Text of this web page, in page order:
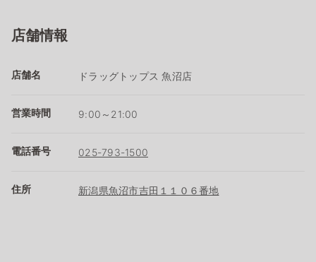
店舗情報
店舗名 ドラッグトップス 魚沼店
営業時間 9:00～21:00
電話番号 025-793-1500
住所 新潟県魚沼市吉田１１０６番地